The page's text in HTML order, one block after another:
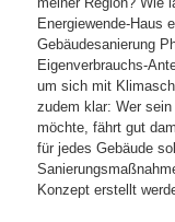
Energiewende-Haus
Gebäudesanierung
Eigenverbrauchs-
um sich mit
zudem klar: Wer
möchte, fährt gut
für jedes Gebäude
Konzept erstellt